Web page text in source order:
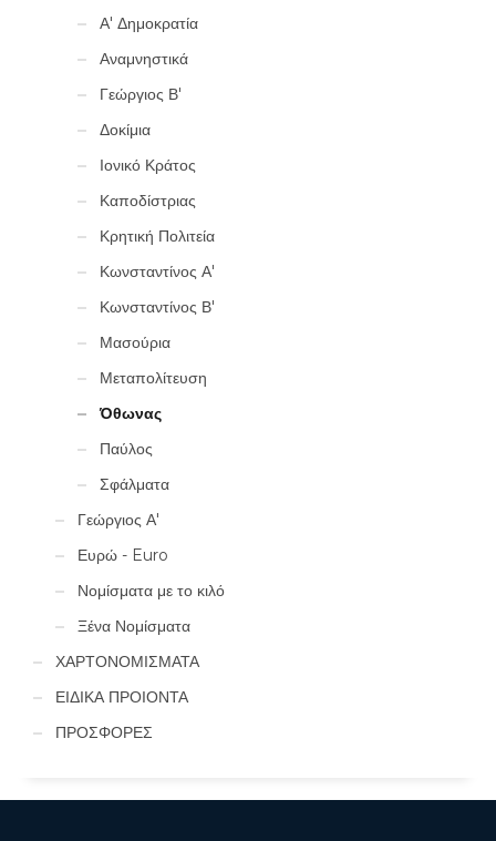
Α' Δημοκρατία
Αναμνηστικά
Γεώργιος Β'
Δοκίμια
Ιονικό Κράτος
Καποδίστριας
Κρητική Πολιτεία
Κωνσταντίνος Α'
Κωνσταντίνος Β'
Μασούρια
Μεταπολίτευση
Όθωνας
Παύλος
Σφάλματα
Γεώργιος Α'
Ευρώ - Euro
Νομίσματα με το κιλό
Ξένα Νομίσματα
ΧΑΡΤΟΝΟΜΙΣΜΑΤΑ
ΕΙΔΙΚΑ ΠΡΟΙΟΝΤΑ
ΠΡΟΣΦΟΡΕΣ